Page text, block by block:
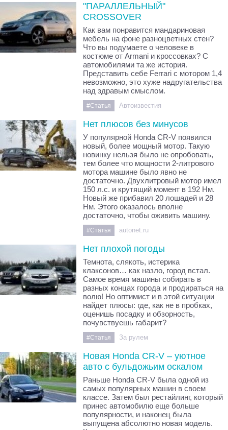
"ПАРАЛЛЕЛЬНЫЙ"
CROSSOVER
Как вам понравится мандариновая
мебель на фоне разноцветных стен?
Что вы подумаете о человеке в
костюме от Armani и кроссовках? С
автомобилями та же история.
Представить себе Ferrari с мотором 1,4
невозможно, это хуже надругательства
над здравым смыслом.
#Статья Автоизвестия
Нет плюсов без минусов
У популярной Honda CR-V появился
новый, более мощный мотор. Такую
новинку нельзя было не опробовать,
тем более что мощности 2-литрового
мотора машине было явно не
достаточно. Двухлитровый мотор имел
150 л.с. и крутящий момент в 192 Нм.
Новый же прибавил 20 лошадей и 28
Нм. Этого оказалось вполне
достаточно, чтобы оживить машину.
#Статья autonet.ru
Нет плохой погоды
Темнота, слякоть, истерика
клаксонов… как назло, город встал.
Самое время машины собирать в
разных концах города и продираться на
волю! Но оптимист и в этой ситуации
найдет плюсы: где, как не в пробках,
оценишь посадку и обзорность,
почувствуешь габарит?
#Статья За рулем
Новая Honda CR-V – уютное
авто с бульдожьим оскалом
Раньше Honda CR-V была одной из
самых популярных машин в своем
классе. Затем был рестайлинг, который
принес автомобилю еще больше
популярности, и наконец была
выпущена абсолютно новая модель.